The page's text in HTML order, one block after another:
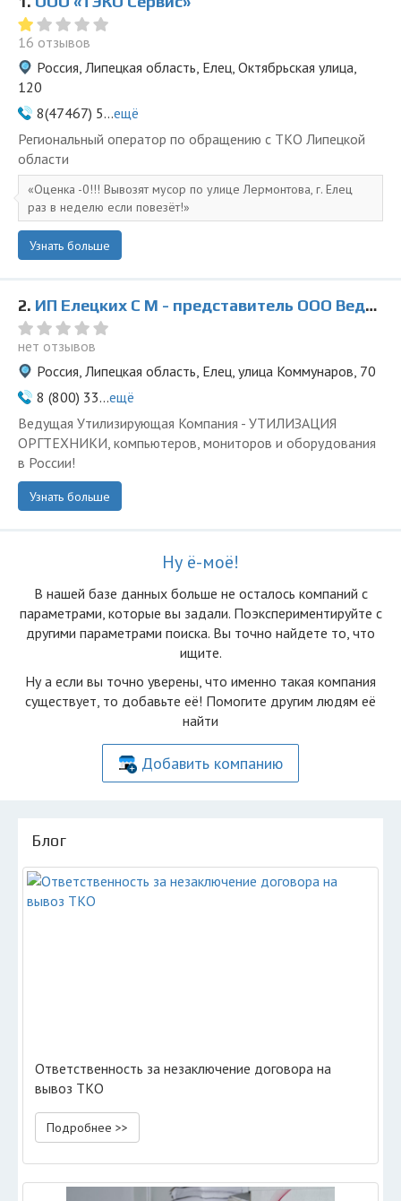
16 отзывов
Россия, Липецкая область, Елец, Октябрьская улица,
120
8(47467) 5...ещё
Региональный оператор по обращению с ТКО Липецкой
области
Оценка -0!!! Вывозят мусор по улице Лермонтова, г. Елец
раз в неделю если повезёт!
Узнать больше
2. ИП Елецких С М - представитель ООО Ведущая Утилизирующая Компания
нет отзывов
Россия, Липецкая область, Елец, улица Коммунаров, 70
8 (800) 33...ещё
Ведущая Утилизирующая Компания - УТИЛИЗАЦИЯ
ОРГТЕХНИКИ, компьютеров, мониторов и оборудования
в России!
Узнать больше
Ну ё-моё!
В нашей базе данных больше не осталоcь компаний с
параметрами, которые вы задали. Поэкспериментируйте с
другими параметрами поиска. Вы точно найдете то, что
ищите.
Ну а если вы точно уверены, что именно такая компания
существует, то добавьте её! Помогите другим людям её
найти
Добавить компанию
Блог
Ответственность за незаключение договора на
вывоз ТКО
Подробнее >>